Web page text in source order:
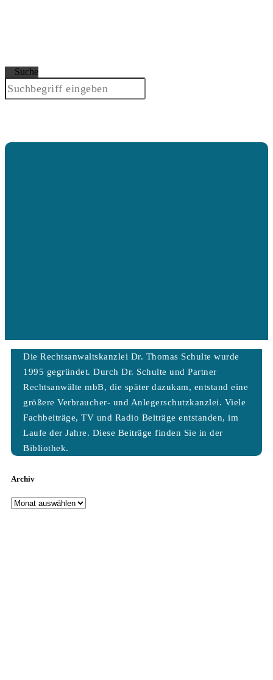
Suche
Die Rechtsanwaltskanzlei Dr. Thomas Schulte wurde
1995 gegründet. Durch Dr. Schulte und Partner
Rechtsanwälte mbB, die später dazukam, entstand eine
größere Verbraucher- und Anlegerschutzkanzlei. Viele
Fachbeiträge, TV und Radio Beiträge entstanden, im
Laufe der Jahre. Diese Beiträge finden Sie in der
Bibliothek.
Archiv
Archiv